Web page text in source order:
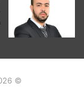
© 2026جميع الحقوق محفوضة |